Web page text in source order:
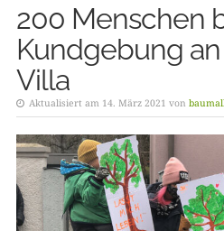
200 Menschen
Kundgebung
Villa
Aktualisiert am 14. März 2021 von